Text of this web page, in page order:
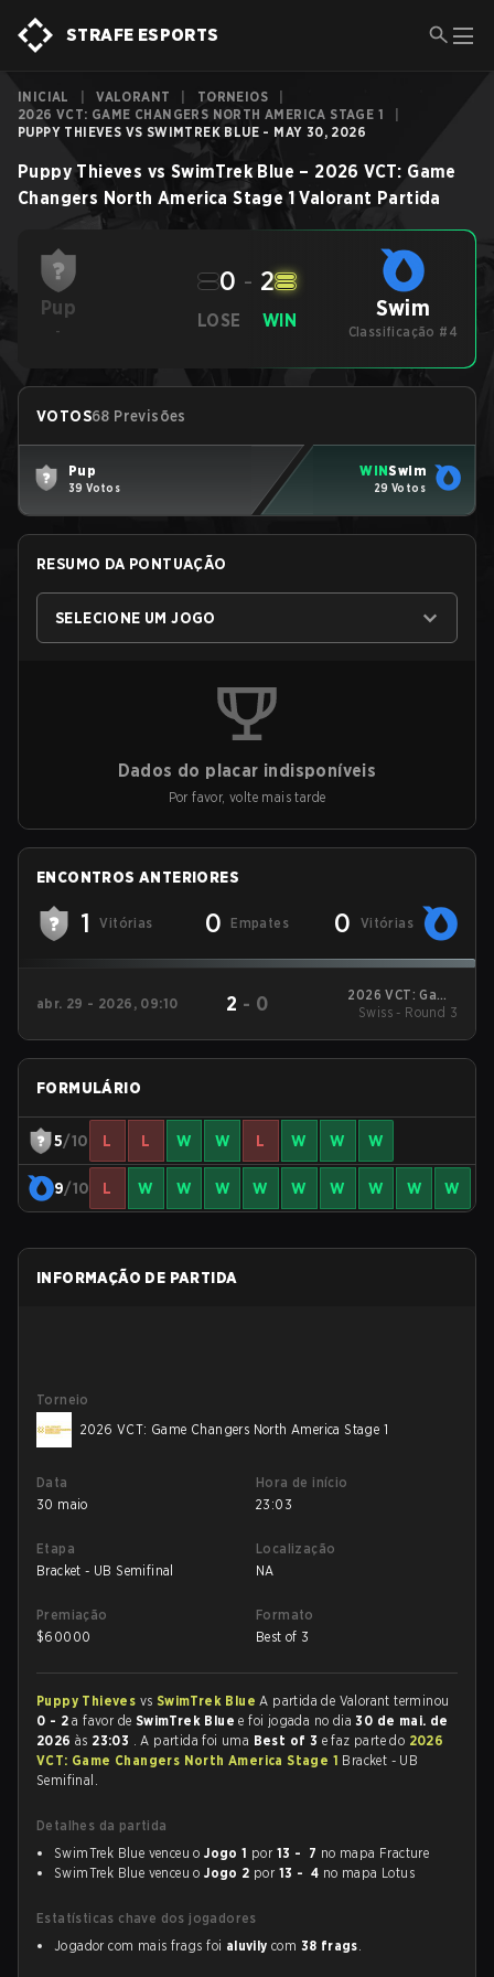
STRAFE ESPORTS
INICIAL VALORANT TORNEIOS
2026 VCT: GAME CHANGERS NORTH AMERICA STAGE 1
PUPPY THIEVES VS SWIMTREK BLUE - MAY 30, 2026
Puppy Thieves vs SwimTrek Blue – 2026 VCT: Game
Changers North America Stage 1 Valorant Partida
Pup
-
LOSE
0 - 2
WIN Swim
Classificação #4
VOTOS68 Previsões
Pup
39 Votos
WINSwim
29 Votos
RESUMO DA PONTUAÇÃO
SELECIONE UM JOGO
Dados do placar indisponíveis
Por favor, volte mais tarde
ENCONTROS ANTERIORES
1 Vitórias 0 Empates 0 Vitórias
abr. 29 - 2026, 09:10 2 - 0
2026 VCT: Game
Changers North
Swiss - Round 3
FORMULÁRIO
5/10 L L W W L W W W
9/10 L W W W W W W W W W
INFORMAÇÃO DE PARTIDA
Torneio
2026 VCT: Game Changers North America Stage 1
Data
30 maio
Hora de início
23:03
Etapa
Bracket - UB Semifinal
Localização
NA
Premiação
$60000
Formato
Best of 3
Puppy Thieves vs SwimTrek BlueA partida de Valorant terminou
0 - 2 a favor de SwimTrek Bluee foi jogada no dia30 de mai. de
2026 às 23:03 . A partida foi uma Best of 3 e faz parte do 2026
VCT: Game Changers North America Stage 1 Bracket - UB
Semifinal.
Detalhes da partida
SwimTrek Blue venceu oJogo 1 por 13 - 7 no mapa Fracture
SwimTrek Blue venceu oJogo 2 por 13 - 4 no mapa Lotus
Estatísticas chave dos jogadores
Jogador com mais frags foi aluvily com 38 frags.